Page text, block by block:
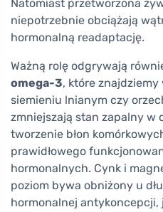
Natomiast przetworzona
niepotrzebnie obciążają
hormonalną readaptację.
Ważną rolę odgrywają
omega-3, które
siemieniu lnianym czy
zmniejszają stan zapalny w
tworzenie błon
prawidłowego
hormonalnych. Cynk i
poziom bywa obniżony u
hormonalnej antykoncepcji,